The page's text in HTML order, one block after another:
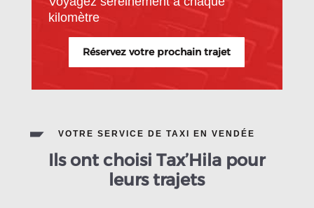
kilomètre
Réservez votre prochain trajet
VOTRE SERVICE DE TAXI EN VENDÉE
Ils ont choisi Tax’Hila pour
leurs trajets